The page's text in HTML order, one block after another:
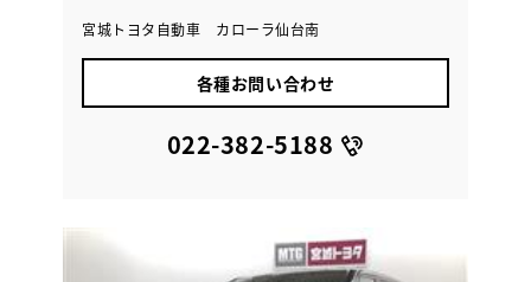
宮城トヨタ自動車 カローラ仙台南
各種お問い合わせ
022-382-5188